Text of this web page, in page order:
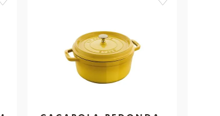
favorite favorite